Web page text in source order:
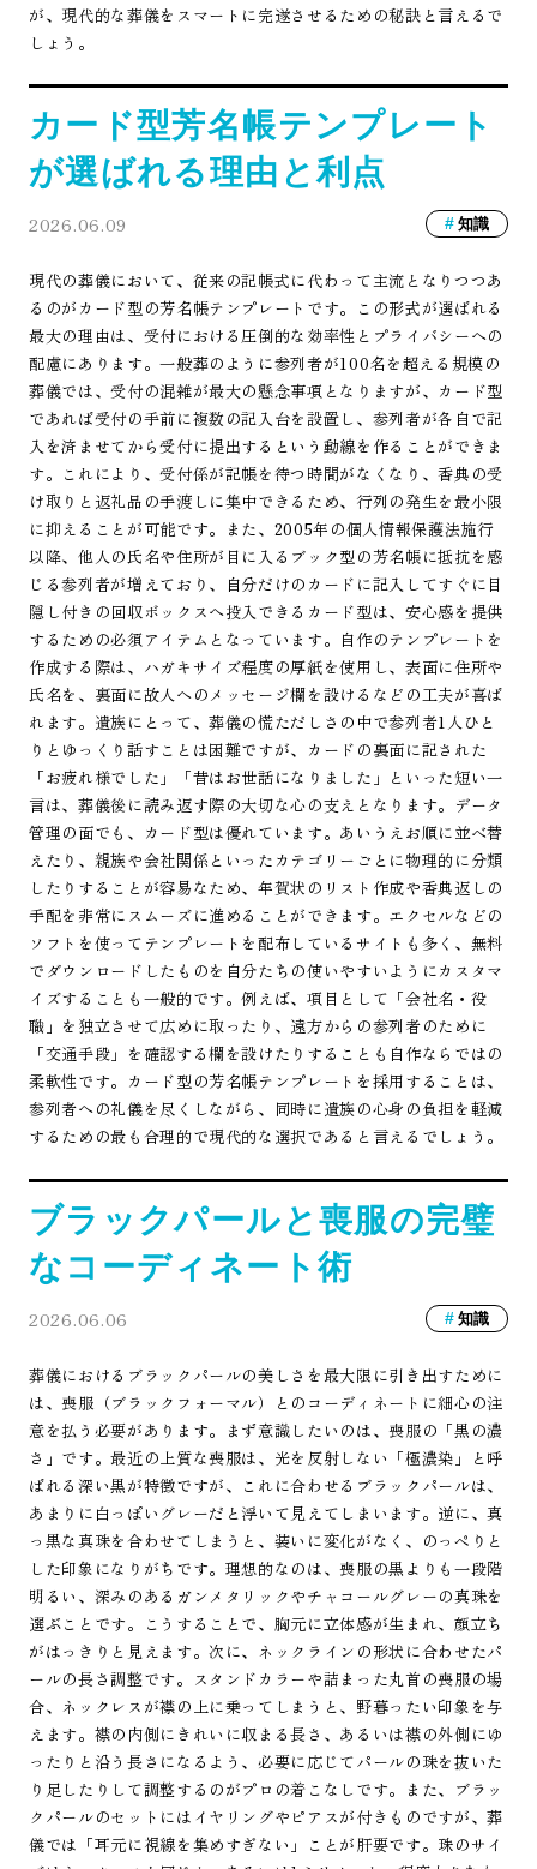
が、現代的な葬儀をスマートに完遂させるための秘訣と言えるで
しょう。
カード型芳名帳テンプレート
が選ばれる理由と利点
2026.06.09 知識
現代の葬儀において、従来の記帳式に代わって主流となりつつあ
るのがカード型の芳名帳テンプレートです。この形式が選ばれる
最大の理由は、受付における圧倒的な効率性とプライバシーへの
配慮にあります。一般葬のように参列者が100名を超える規模の
葬儀では、受付の混雑が最大の懸念事項となりますが、カード型
であれば受付の手前に複数の記入台を設置し、参列者が各自で記
入を済ませてから受付に提出するという動線を作ることができま
す。これにより、受付係が記帳を待つ時間がなくなり、香典の受
け取りと返礼品の手渡しに集中できるため、行列の発生を最小限
に抑えることが可能です。また、2005年の個人情報保護法施行
以降、他人の氏名や住所が目に入るブック型の芳名帳に抵抗を感
じる参列者が増えており、自分だけのカードに記入してすぐに目
隠し付きの回収ボックスへ投入できるカード型は、安心感を提供
するための必須アイテムとなっています。自作のテンプレートを
作成する際は、ハガキサイズ程度の厚紙を使用し、表面に住所や
氏名を、裏面に故人へのメッセージ欄を設けるなどの工夫が喜ば
れます。遺族にとって、葬儀の慌ただしさの中で参列者1人ひと
りとゆっくり話すことは困難ですが、カードの裏面に記された
「お疲れ様でした」「昔はお世話になりました」といった短い一
言は、葬儀後に読み返す際の大切な心の支えとなります。データ
管理の面でも、カード型は優れています。あいうえお順に並べ替
えたり、親族や会社関係といったカテゴリーごとに物理的に分類
したりすることが容易なため、年賀状のリスト作成や香典返しの
手配を非常にスムーズに進めることができます。エクセルなどの
ソフトを使ってテンプレートを配布しているサイトも多く、無料
でダウンロードしたものを自分たちの使いやすいようにカスタマ
イズすることも一般的です。例えば、項目として「会社名・役
職」を独立させて広めに取ったり、遠方からの参列者のために
「交通手段」を確認する欄を設けたりすることも自作ならではの
柔軟性です。カード型の芳名帳テンプレートを採用することは、
参列者への礼儀を尽くしながら、同時に遺族の心身の負担を軽減
するための最も合理的で現代的な選択であると言えるでしょう。
ブラックパールと喪服の完璧
なコーディネート術
2026.06.06 知識
葬儀におけるブラックパールの美しさを最大限に引き出すために
は、喪服（ブラックフォーマル）とのコーディネートに細心の注
意を払う必要があります。まず意識したいのは、喪服の「黒の濃
さ」です。最近の上質な喪服は、光を反射しない「極濃染」と呼
ばれる深い黒が特徴ですが、これに合わせるブラックパールは、
あまりに白っぽいグレーだと浮いて見えてしまいます。逆に、真
っ黒な真珠を合わせてしまうと、装いに変化がなく、のっぺりと
した印象になりがちです。理想的なのは、喪服の黒よりも一段階
明るい、深みのあるガンメタリックやチャコールグレーの真珠を
選ぶことです。こうすることで、胸元に立体感が生まれ、顔立ち
がはっきりと見えます。次に、ネックラインの形状に合わせたパ
ールの長さ調整です。スタンドカラーや詰まった丸首の喪服の場
合、ネックレスが襟の上に乗ってしまうと、野暮ったい印象を与
えます。襟の内側にきれいに収まる長さ、あるいは襟の外側にゆ
ったりと沿う長さになるよう、必要に応じてパールの珠を抜いた
り足したりして調整するのがプロの着こなしです。また、ブラッ
クパールのセットにはイヤリングやピアスが付きものですが、葬
儀では「耳元に視線を集めすぎない」ことが肝要です。珠のサイ